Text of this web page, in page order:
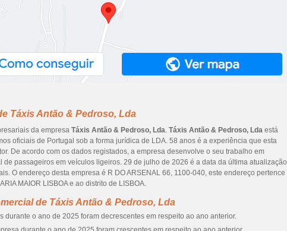
Táxis Antão & Pedroso, Lda
da empresa Táxis Antão & Pedroso, Lda. Táxis Antão & Pedroso, Lda está
oficiais de Portugal sob a forma jurídica de LDA. 58 anos é a experiência que esta
De acordo com os dados registados, a empresa desenvolve o seu trabalho em
de passageiros em veículos ligeiros. 29 de julho de 2026 é a data da última atualização
O endereço desta empresa é R DO ARSENAL 66, 1100-040, este endereço pertence
MAIOR LISBOA e ao distrito de LISBOA.
de Táxis Antão & Pedroso, Lda
durante o ano de 2025 foram decrescentes em respeito ao ano anterior.